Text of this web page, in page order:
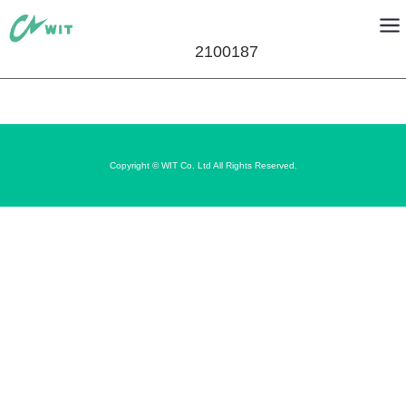
2100187
Copyright © WIT Co. Ltd All Rights Reserved.